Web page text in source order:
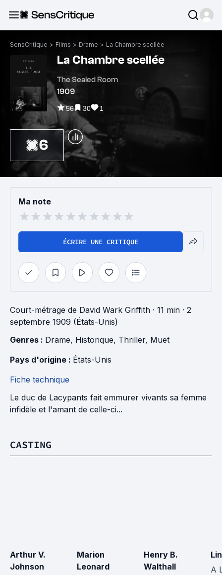
SensCritique > Films > Drame > La Chambre scellée
La Chambre scellée
The Sealed Room
1909
56 30 1
6
Ma note
ÉCRIRE UNE CRITIQUE
Court-métrage de David Wark Griffith · 11 min · 2
septembre 1909 (États-Unis)
Genres : Drame, Historique, Thriller, Muet
Pays d'origine : États-Unis
Fiche technique
Le duc de Lacypants fait emmurer vivants sa femme
infidèle et l'amant de celle-ci...
CASTING
Arthur V.
Johnson
Marion
Leonard
Henry B.
Walthall
A